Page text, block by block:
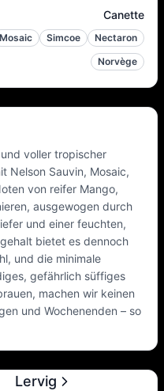
Canette
Mosaic Simcoe Nectaron
Norvège
voller tropischer
Nelson Sauvin, Mosaic,
von reifer Mango,
ausgewogen durch
und einer feuchten,
bietet es dennoch
und die minimale
gefährlich süffiges
machen wir keinen
und Wochenenden – so
Lervig